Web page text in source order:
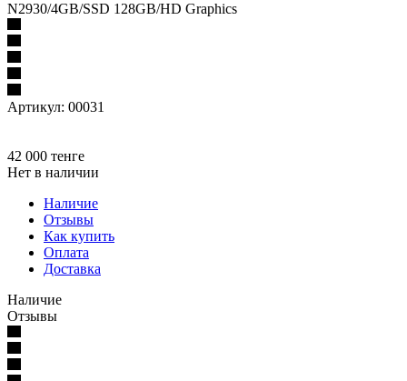
N2930/4GB/SSD 128GB/HD Graphics
Артикул: 00031
42 000 тенге
Нет в наличии
Наличие
Отзывы
Как купить
Оплата
Доставка
Наличие
Отзывы